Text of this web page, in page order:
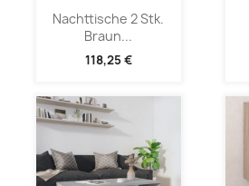
Nachttische 2 Stk.
Braun...
118,25 €